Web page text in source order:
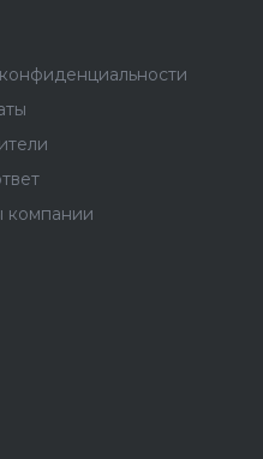
компании